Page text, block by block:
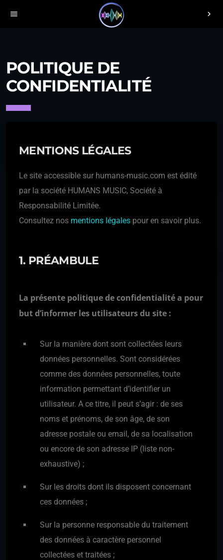
menu chevron_right
POLITIQUE DE
CONFIDENTIALITÉ
MENTIONS LÉGALES
Le site accessible sur humans-music.com est édité
par la société HUMANS MUSIC, Société à
Responsabilité Limitée.
Consultez nos mentions légales pour en savoir plus.
1. PRÉAMBULE
La présente politique de confidentialité a pour
but d’informer les utilisateurs du site :
Sur la manière dont sont collectées leurs
données personnelles. Sont considérées
comme des données personnelles, toute
information permettant d’identifier un
utilisateur. A ce titre, il peut s’agir : de ses
noms et prénoms, de son âge, de son
adresse postale ou email, de sa localisation
ou encore de son adresse IP (liste non-
exhaustive) ;
Sur les droits dont ils disposent concernant
ces données ;
Sur la personne responsable du traitement
des données à caractère personnel
collectées et traitées ;